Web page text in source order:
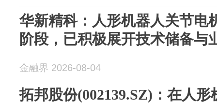
华新精科：人形机器人关节电
阶段，已积极展开技术储备与
金融界 2026-08-04
拓邦股份(002139.SZ)：在人